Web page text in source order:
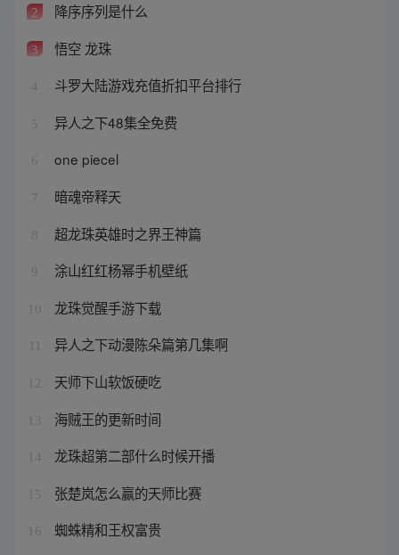
2 降序序列是什么
3 悟空 龙珠
4 斗罗大陆游戏充值折扣平台排行
5 异人之下48集全免费
6 one piecel
7 暗魂帝释天
8 超龙珠英雄时之界王神篇
9 涂山红红杨幂手机壁纸
10 龙珠觉醒手游下载
异人之下动漫陈朵篇第几集啊
12 天师下山软饭硬吃
13 海贼王的更新时间
14 龙珠超第二部什么时候开播
15 张楚岚怎么赢的天师比赛
16 蜘蛛精和王权富贵